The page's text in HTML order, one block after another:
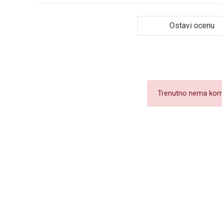
Ostavi ocenu
Trenutno nema